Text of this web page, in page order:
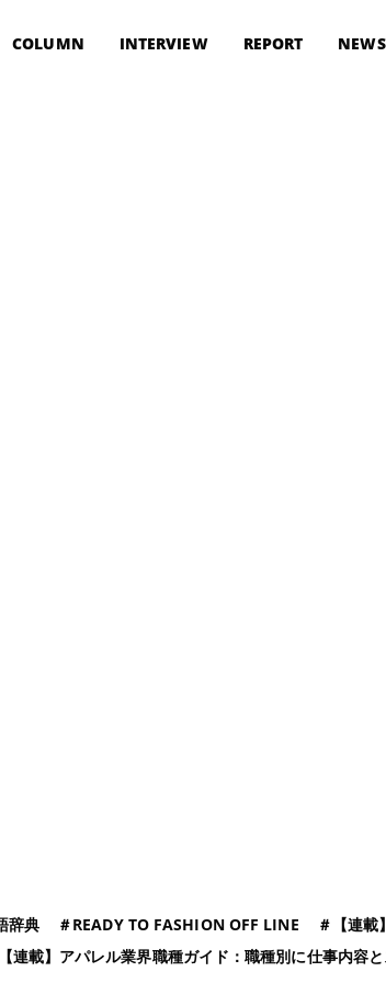
COLUMN INTERVIEW REPORT NEWS
辞典 ＃READY TO FASHION OFF LINE ＃ 【連
【連載】アパレル業界職種ガイド：職種別に仕事内容